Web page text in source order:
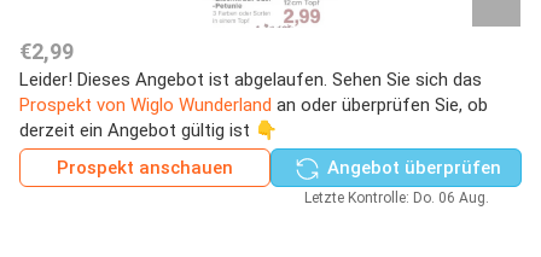
€2,99
Leider! Dieses Angebot ist abgelaufen. Sehen Sie sich das
Prospekt von Wiglo Wunderland an oder überprüfen Sie, ob
derzeit ein Angebot gültig ist 👇
Prospekt anschauen
Angebot überprüfen
Letzte Kontrolle: Do. 06 Aug.